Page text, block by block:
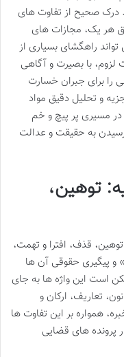
درک صحیح از تفاوت های
هر یک، مجازات های
راهگشای بسیاری از
لزوم، با بصیرت و آگاهی
را برای جبران خسارت
و تحلیل دقیق مواد
در مسیری پر پیچ و خم
به حقیقت و عدالت
توهین،
قذف، افترا و تهمت،
و پیگیری حقوقی آن ها
است این واژه ها به جای
تعاریف، ارکان و
همواره بر این تفاوت ها
پرونده های قضایی